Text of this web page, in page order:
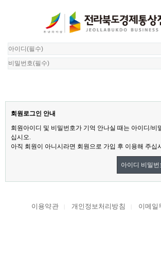
회원로그인 안내
회원아이디 및 비밀번호가 기억 안나실 때는 아이디/비
십시오.
아직 회원이 아니시라면 회원으로 가입 후 이용해 주십
아이디 비밀번
이용약관 개인정보처리방침 이메일